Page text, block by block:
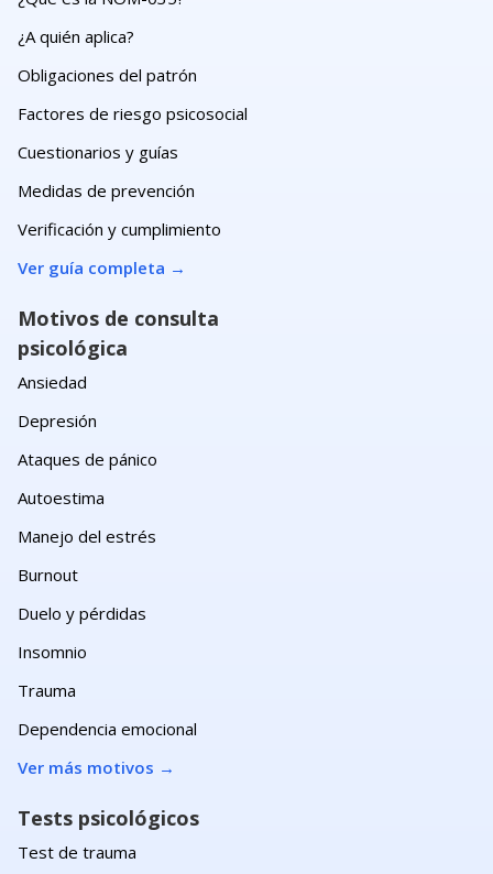
¿A quién aplica?
Obligaciones del patrón
Factores de riesgo psicosocial
Cuestionarios y guías
Medidas de prevención
Verificación y cumplimiento
Ver guía completa →
Motivos de consulta
psicológica
Ansiedad
Depresión
Ataques de pánico
Autoestima
Manejo del estrés
Burnout
Duelo y pérdidas
Insomnio
Trauma
Dependencia emocional
Ver más motivos →
Tests psicológicos
Test de trauma